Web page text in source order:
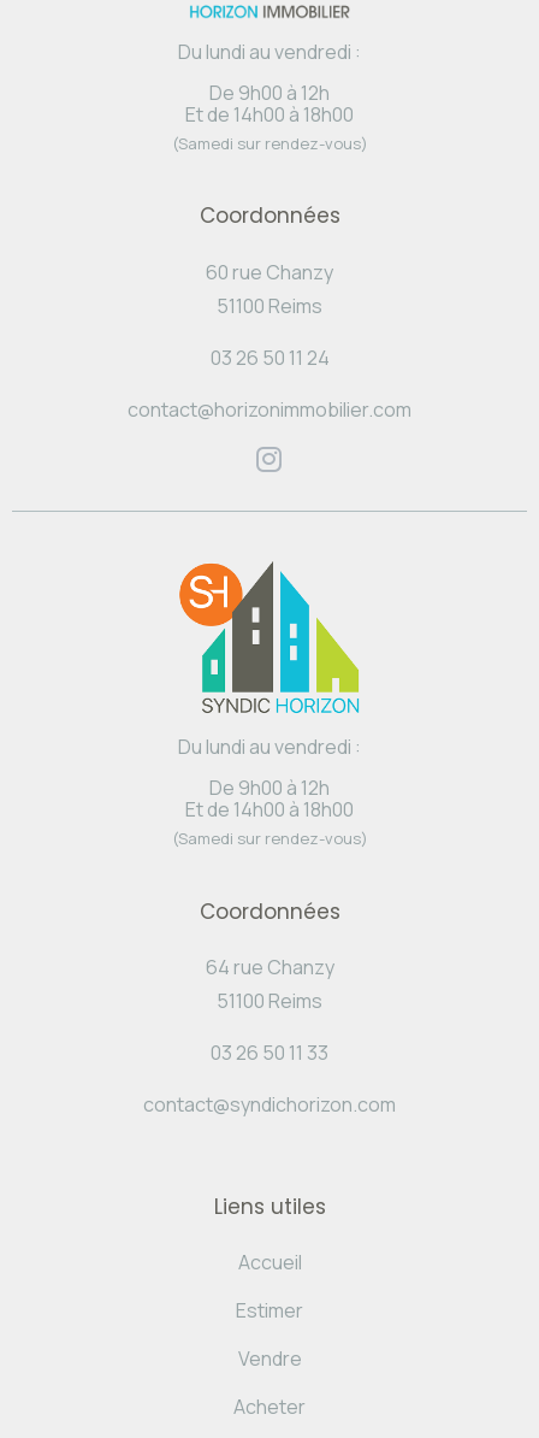
Du lundi au vendredi :
De 9h00 à 12h
Et de 14h00 à 18h00
(Samedi sur rendez-vous)
Coordonnées
60 rue Chanzy
51100 Reims
03 26 50 11 24
contact@horizonimmobilier.com
Du lundi au vendredi :
De 9h00 à 12h
Et de 14h00 à 18h00
(Samedi sur rendez-vous)
Coordonnées
64 rue Chanzy
51100 Reims
03 26 50 11 33
contact@syndichorizon.com
Liens utiles
Accueil
Estimer
Vendre
Acheter